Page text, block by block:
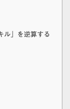
ル」を逆算する